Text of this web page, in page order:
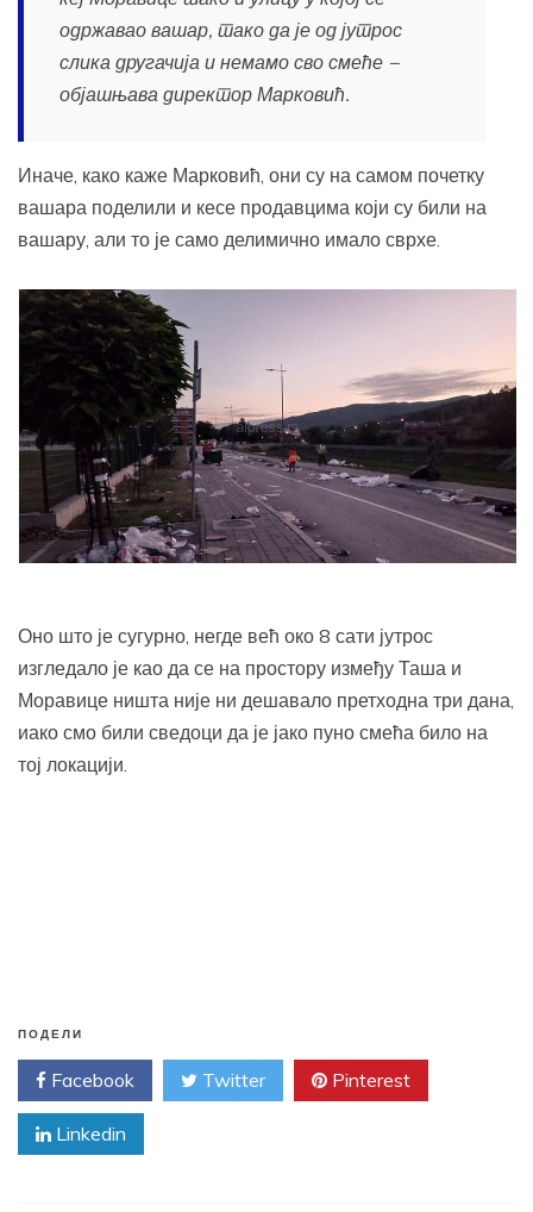
одржавао вашар, тако да је од јутрос
слика другачија и немамо сво смеће −
објашњава директор Марковић.
Иначе, како каже Марковић, они су на самом почетку
вашара поделили и кесе продавцима који су били на
вашару, али то је само делимично имало сврхе.
Оно што је сугурно, негде већ око 8 сати јутрос
изгледало је као да се на простору између Таша и
Моравице ништа није ни дешавало претходна три дана,
иако смо били сведоци да је јако пуно смећа било на
тој локацији.
ПОДЕЛИ
Facebook Twitter Pinterest
Linkedin